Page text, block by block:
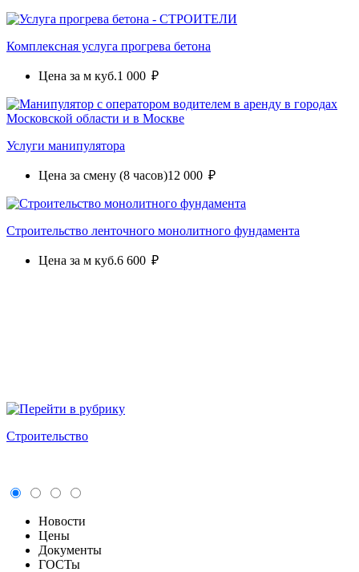
Комплексная услуга прогрева бетона
Цена за м куб.1 000 ₽
Услуги манипулятора
Цена за смену (8 часов)12 000 ₽
Строительство ленточного монолитного фундамента
Цена за м куб.6 600 ₽
Строительство
Новости
Цены
Документы
ГОСТы